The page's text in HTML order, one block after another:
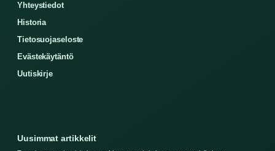
Yhteystiedot
Historia
Tietosuojaseloste
Evästekäytäntö
Uutiskirje
Uusimmat artikkelit